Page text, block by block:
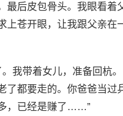
最后皮包骨头。我眼看
上苍开眼，让我跟父亲
我带着女儿，准备回杭
了都要走的。你爸爸当
，已经是赚了……”